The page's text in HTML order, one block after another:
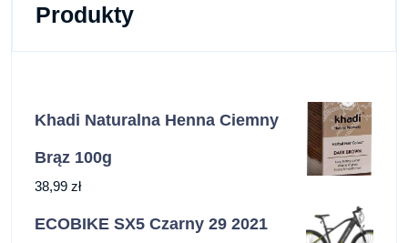
Produkty
Khadi Naturalna Henna Ciemny
Brąz 100g
38,99 zł
ECOBIKE SX5 Czarny 29 2021